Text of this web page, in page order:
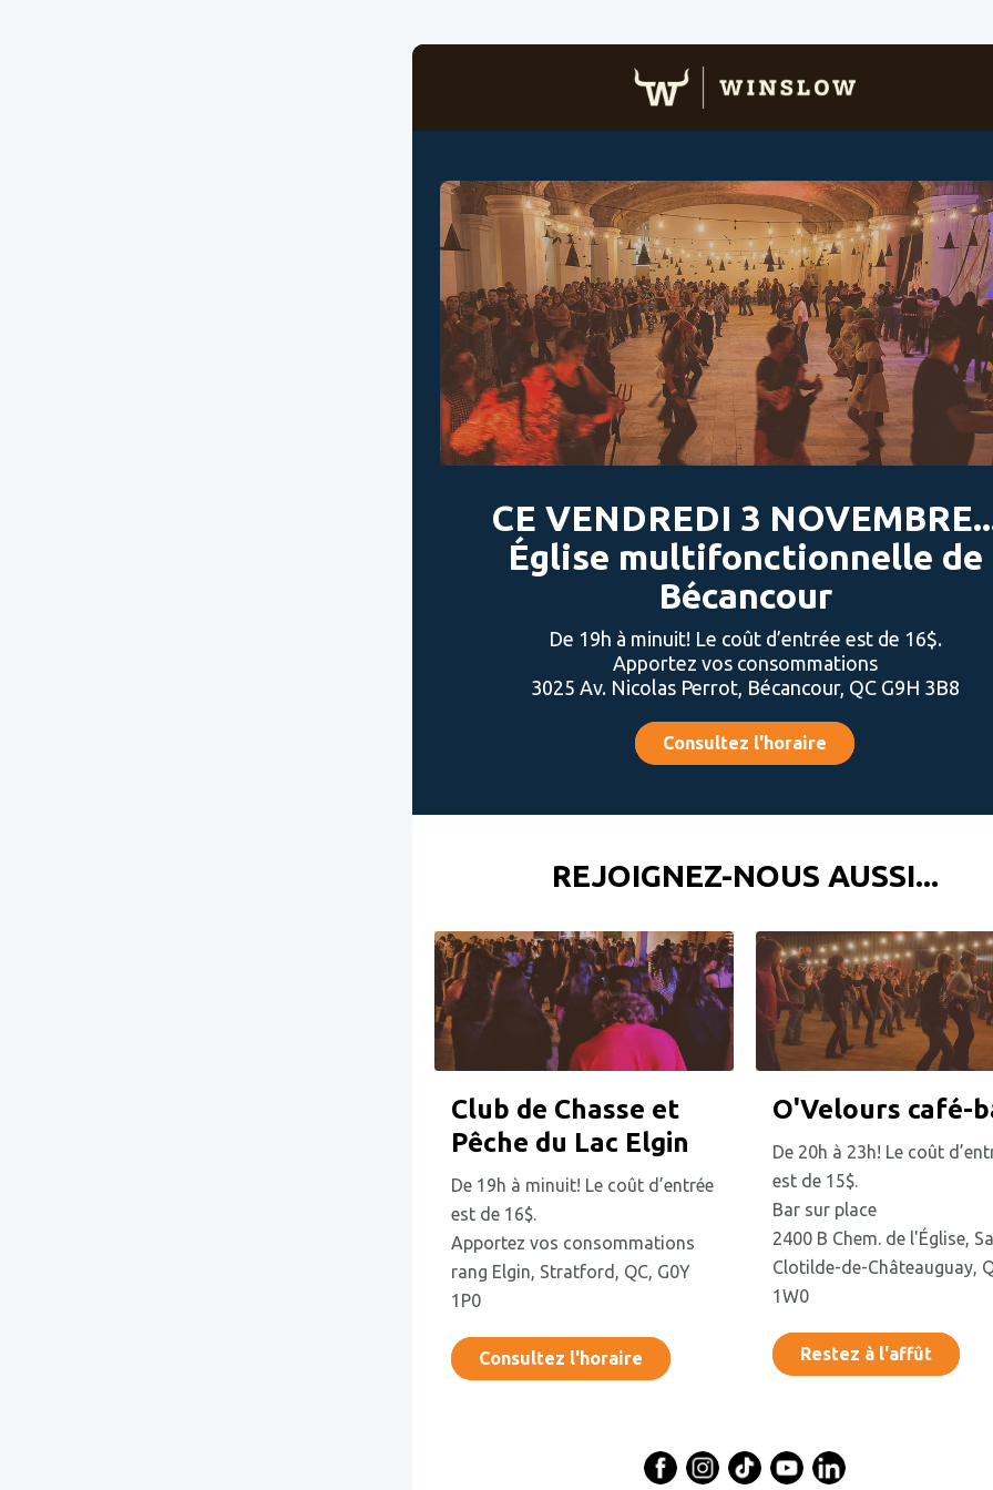
CE VENDREDI 3
Église multifonctionnelle de
Bécancour
De 19h à minuit! Le coût d’entrée est de 16$.
Apportez vos consommations
3025 Av. Nicolas Perrot, Bécancour, QC G9H 3B8
Consultez l'horaire
REJOIGNEZ-NOUS AUSSI...
Club de Chasse et
Pêche du Lac Elgin
De 19h à minuit! Le coût d’entrée
est de 16$.
Apportez vos consommations
rang Elgin, Stratford, QC, G0Y
1P0
Consultez l'horaire
O'Velours café-
De 20h à 23h! Le coût
est de 15$.
Bar sur place
2400 B Chem. de l'Église,
Clotilde-de-Châteauguay,
1W0
Restez à l'affût